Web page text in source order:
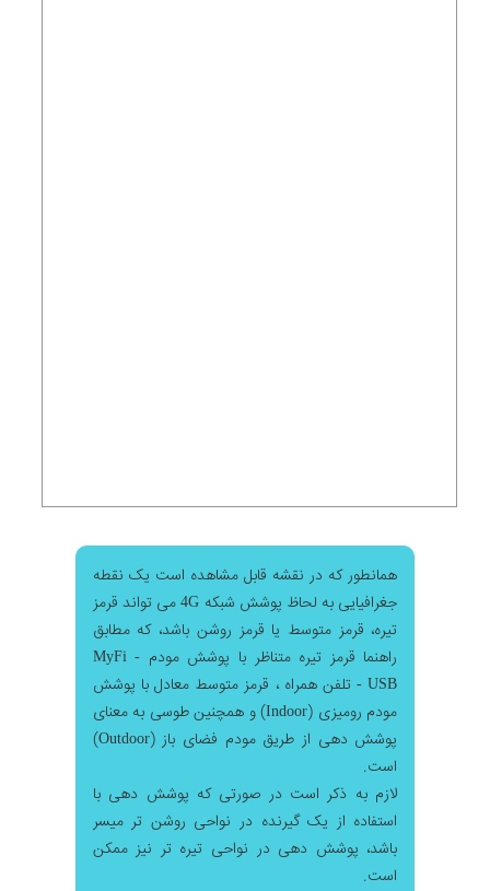
همانطور که در نقشه قابل مشاهده است یک نقطه
جغرافیایی به لحاظ پوشش شبکه 4G می تواند قرمز
تیره، قرمز متوسط یا قرمز روشن باشد، که مطابق
راهنما قرمز تیره متناظر با پوشش مودم MyFi -
USB - تلفن همراه ، قرمز متوسط معادل با پوشش
مودم رومیزی (Indoor) و همچنین طوسی به معنای
پوشش دهی از طریق مودم فضای باز (Outdoor)
است.
لازم به ذکر است در صورتی که پوشش دهی با
استفاده از یک گیرنده در نواحی روشن تر میسر
باشد، پوشش دهی در نواحی تیره تر نیز ممکن
است.